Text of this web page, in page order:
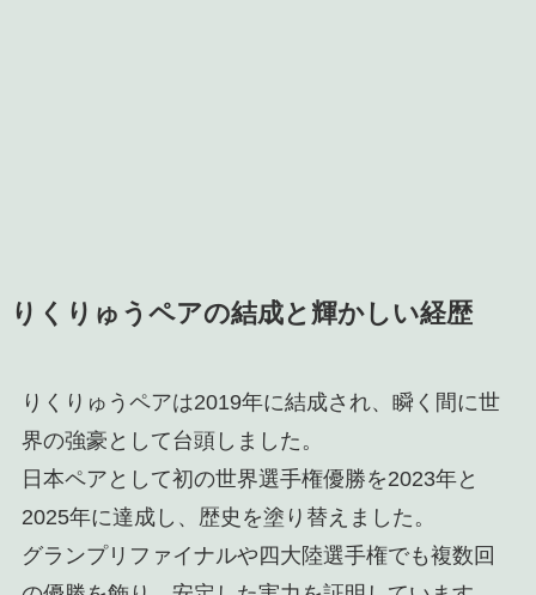
りくりゅうペアの結成と輝かしい経歴
りくりゅうペアは2019年に結成され、瞬く間に世
界の強豪として台頭しました。
日本ペアとして初の世界選手権優勝を2023年と
2025年に達成し、歴史を塗り替えました。
グランプリファイナルや四大陸選手権でも複数回